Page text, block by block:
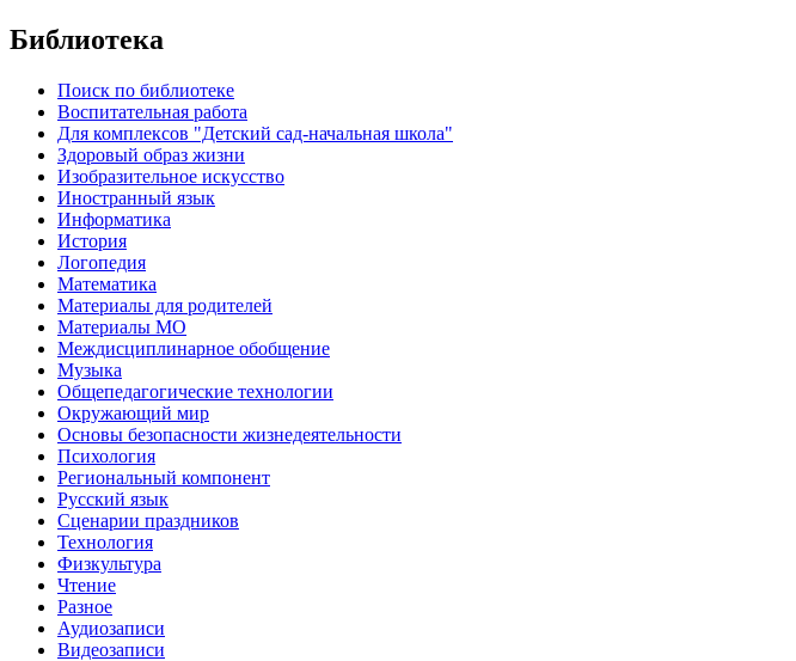
Библиотека
Поиск по библиотеке
Воспитательная работа
Для комплексов "Детский сад-начальная школа"
Здоровый образ жизни
Изобразительное искусство
Иностранный язык
Информатика
История
Логопедия
Математика
Материалы для родителей
Материалы МО
Междисциплинарное обобщение
Музыка
Общепедагогические технологии
Окружающий мир
Основы безопасности жизнедеятельности
Психология
Региональный компонент
Русский язык
Сценарии праздников
Технология
Физкультура
Чтение
Разное
Аудиозаписи
Видеозаписи